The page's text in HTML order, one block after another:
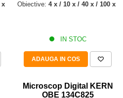
x
Obiective: 4 x / 10 x / 40 x / 100 x
IN STOC
ADAUGA IN COS
Microscop Digital KERN
OBE 134C825